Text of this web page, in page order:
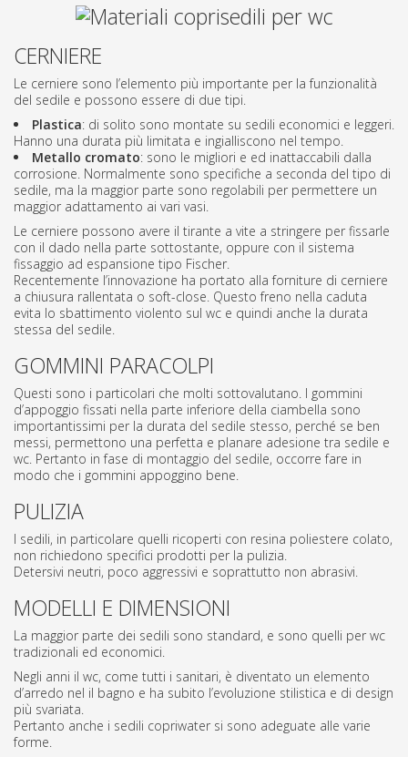
CERNIERE
Le cerniere sono l’elemento più importante per la funzionalità
del sedile e possono essere di due tipi.
Plastica: di solito sono montate su sedili economici e leggeri.
Hanno una durata più limitata e ingialliscono nel tempo.
Metallo cromato: sono le migliori e ed inattaccabili dalla
corrosione. Normalmente sono specifiche a seconda del tipo di
sedile, ma la maggior parte sono regolabili per permettere un
maggior adattamento ai vari vasi.
Le cerniere possono avere il tirante a vite a stringere per fissarle
con il dado nella parte sottostante, oppure con il sistema
fissaggio ad espansione tipo Fischer.
Recentemente l’innovazione ha portato alla forniture di cerniere
a chiusura rallentata o soft-close. Questo freno nella caduta
evita lo sbattimento violento sul wc e quindi anche la durata
stessa del sedile.
GOMMINI PARACOLPI
Questi sono i particolari che molti sottovalutano. I gommini
d’appoggio fissati nella parte inferiore della ciambella sono
importantissimi per la durata del sedile stesso, perché se ben
messi, permettono una perfetta e planare adesione tra sedile e
wc. Pertanto in fase di montaggio del sedile, occorre fare in
modo che i gommini appoggino bene.
PULIZIA
I sedili, in particolare quelli ricoperti con resina poliestere colato,
non richiedono specifici prodotti per la pulizia.
Detersivi neutri, poco aggressivi e soprattutto non abrasivi.
MODELLI E DIMENSIONI
La maggior parte dei sedili sono standard, e sono quelli per wc
tradizionali ed economici.
Negli anni il wc, come tutti i sanitari, è diventato un elemento
d’arredo nel il bagno e ha subito l’evoluzione stilistica e di design
più svariata.
Pertanto anche i sedili copriwater si sono adeguate alle varie
forme.